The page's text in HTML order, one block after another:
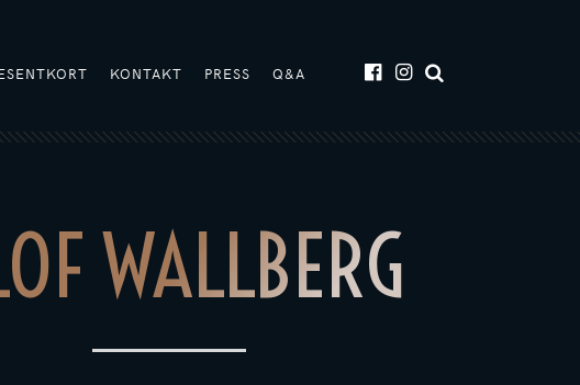
KONTAKT PRESS Q&A
WALLBERG